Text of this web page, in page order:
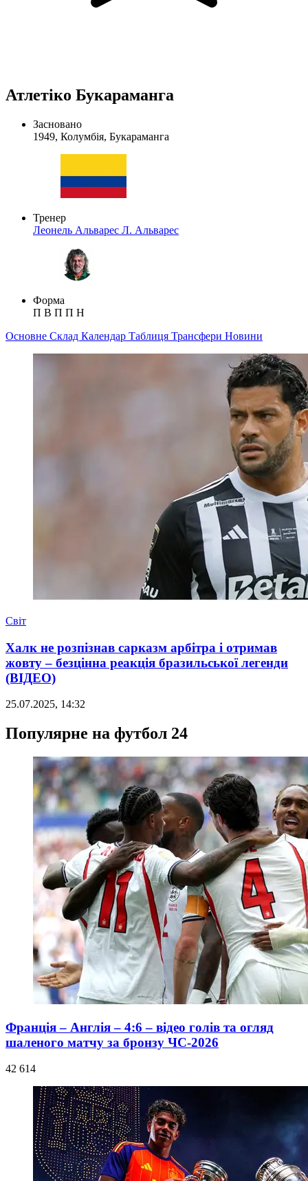
Атлетіко Букараманга
Засновано
1949, Колумбія, Букараманга
Тренер
Леонель Альварес Л. Альварес
Форма
П В П П Н
Основне Склад Календар Таблиця Трансфери Новини
Світ
Халк не розпізнав сарказм арбітра і отримав
жовту – безцінна реакція бразильської легенди
(ВІДЕО)
25.07.2025, 14:32
Популярне на футбол 24
Франція – Англія – 4:6 – відео голів та огляд
шаленого матчу за бронзу ЧС-2026
42 614